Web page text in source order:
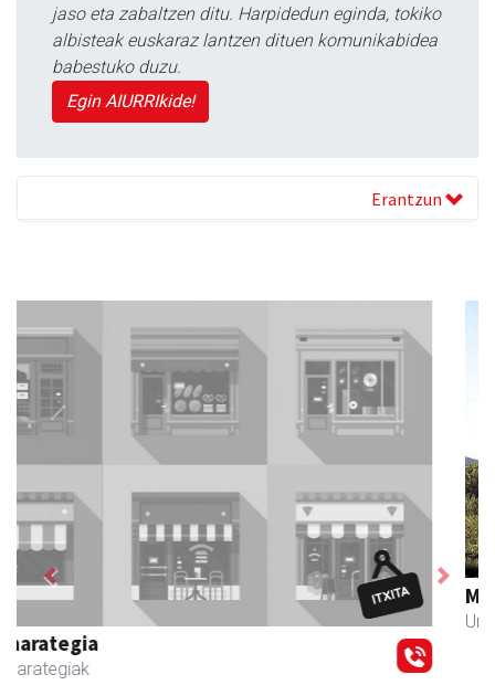
jaso eta zabaltzen ditu. Harpidedun eginda, tokiko
albisteak euskaraz lantzen dituen komunikabidea
babestuko duzu.
Egin AIURRIkide!
Erantzun
Magale Ikastetxea
Urnieta - Hezkuntza
Previous Next